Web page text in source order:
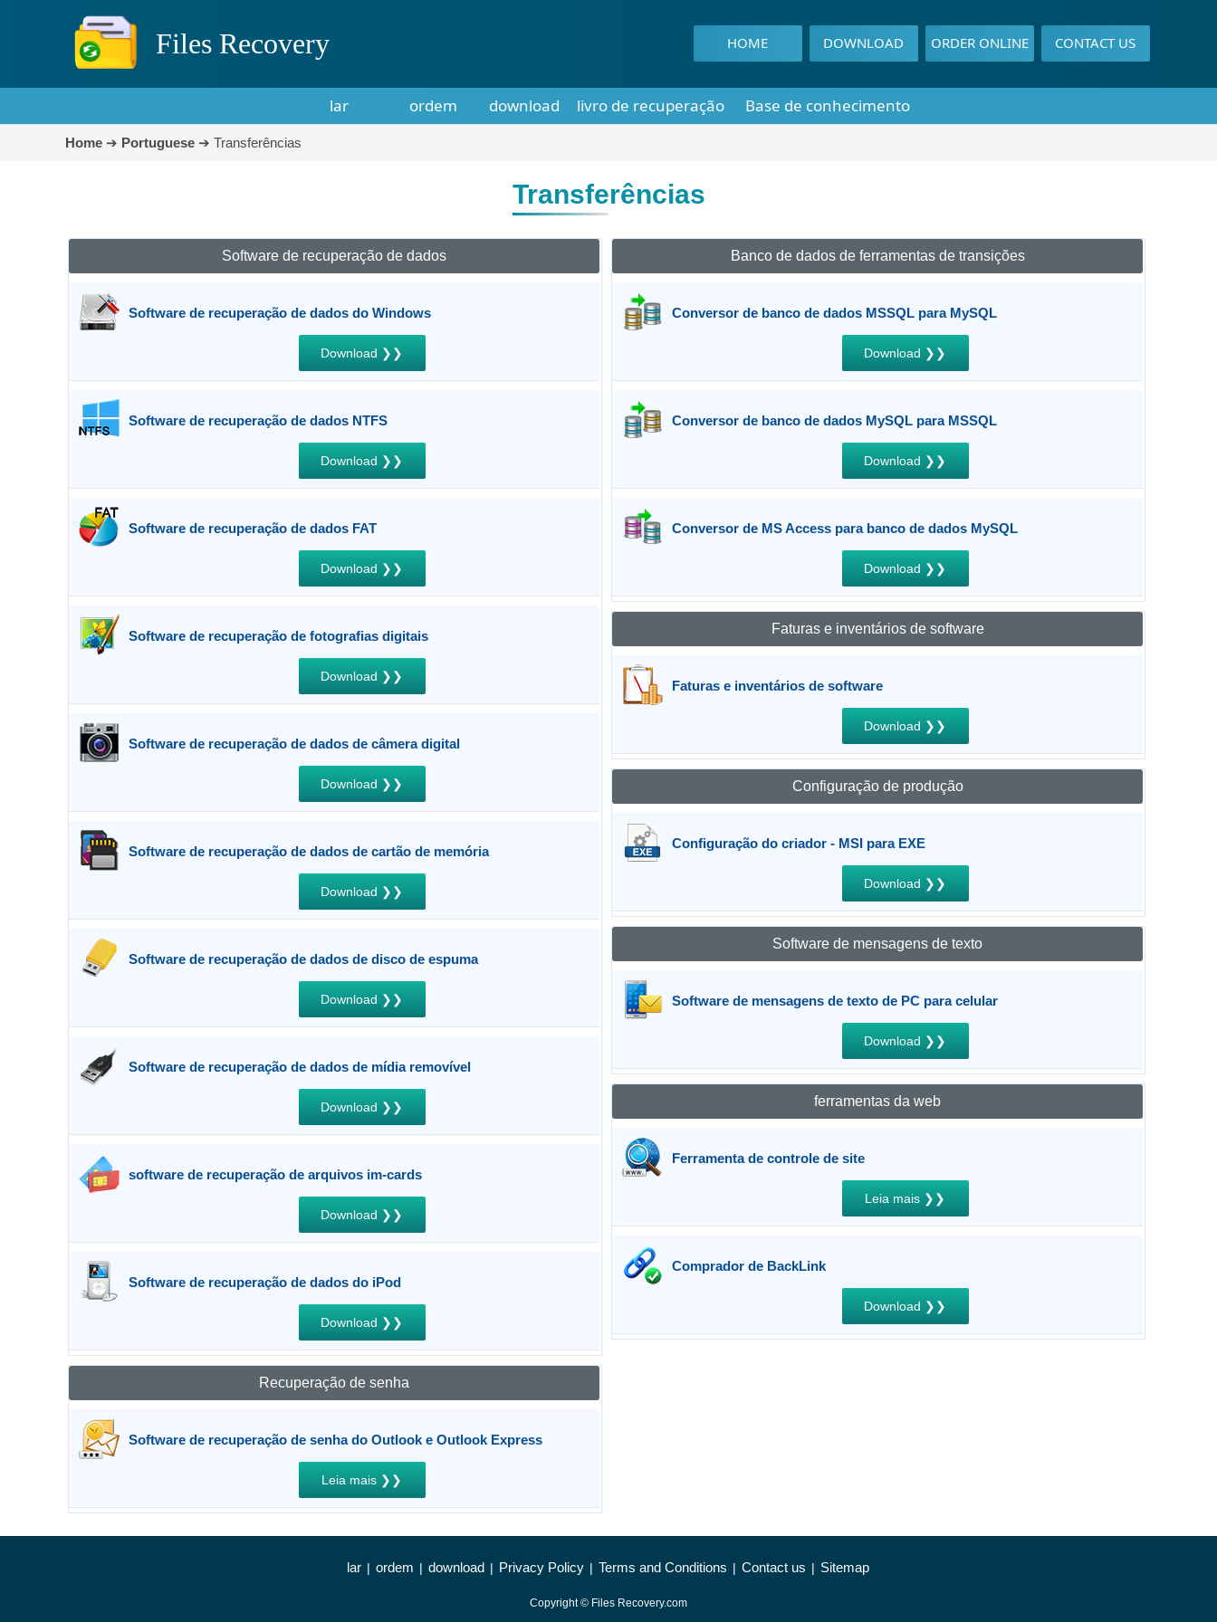
Files Recovery HOME DOWNLOAD ORDER ONLINE CONTACT US
lar ordem download livro de recuperação Base de conhecimento
Home➔ Portuguese➔ Transferências
Transferências
Software de recuperação de dados
Software de recuperação de dados do Windows
Download ❯❯
Software de recuperação de dados NTFS
Download ❯❯
Software de recuperação de dados FAT
Download ❯❯
Software de recuperação de fotografias digitais
Download ❯❯
Software de recuperação de dados de câmera digital
Download ❯❯
Software de recuperação de dados de cartão de memória
Download ❯❯
Software de recuperação de dados de disco de espuma
Download ❯❯
Software de recuperação de dados de mídia removível
Download ❯❯
software de recuperação de arquivos im-cards
Download ❯❯
Software de recuperação de dados do iPod
Download ❯❯
Recuperação de senha
Software de recuperação de senha do Outlook e Outlook Express
Leia mais ❯❯
Banco de dados de ferramentas de transições
Conversor de banco de dados MSSQL para MySQL
Download ❯❯
Conversor de banco de dados MySQL para MSSQL
Download ❯❯
Conversor de MS Access para banco de dados MySQL
Download ❯❯
Faturas e inventários de software
Faturas e inventários de software
Download ❯❯
Configuração de produção
Configuração do criador - MSI para EXE
Download ❯❯
Software de mensagens de texto
Software de mensagens de texto de PC para celular
Download ❯❯
ferramentas da web
Ferramenta de controle de site
Leia mais ❯❯
Comprador de BackLink
Download ❯❯
lar | ordem | download | Privacy Policy | Terms and Conditions | Contact us | Sitemap
Copyright © Files Recovery.com